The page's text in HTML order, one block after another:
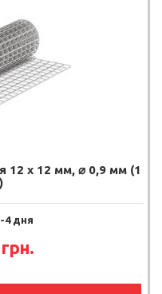
12 х 12 мм, ⌀ 0,9 мм (1
4 дня